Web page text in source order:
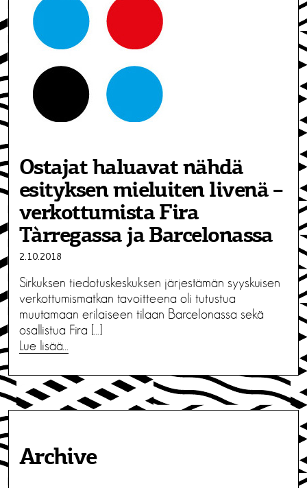
Ostajat haluavat nähdä
esityksen mieluiten livenä –
verkottumista Fira
Tàrregassa ja Barcelonassa
2.10.2018
Sirkuksen tiedotuskeskuksen järjestämän syyskuisen
verkottumismatkan tavoitteena oli tutustua
muutamaan erilaiseen tilaan Barcelonassa sekä
osallistua Fira […]
Lue lisää…
Archive